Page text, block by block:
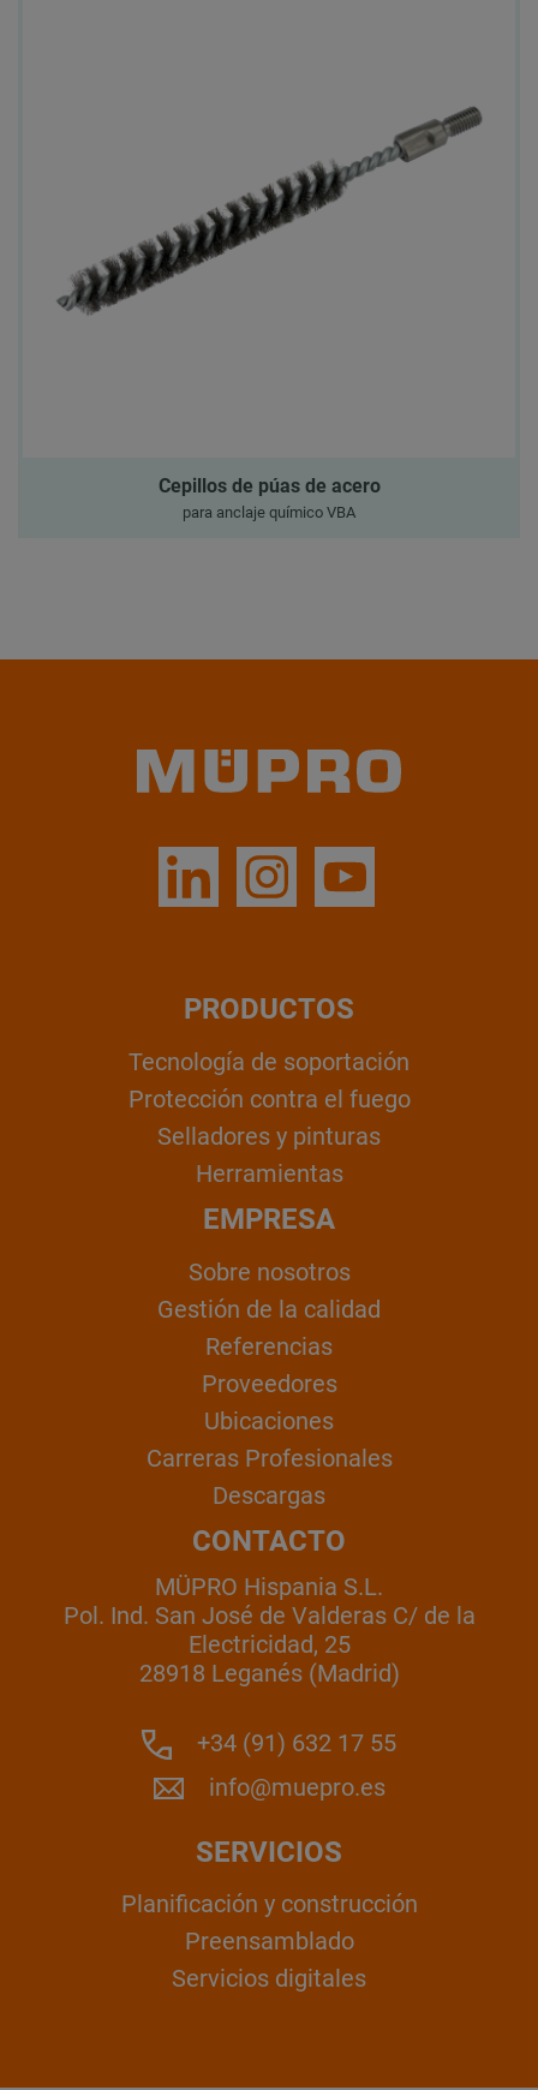
Cepillos de púas de acero
para anclaje químico VBA
PRODUCTOS
Tecnología de soportación
Protección contra el fuego
Selladores y pinturas
Herramientas
EMPRESA
Sobre nosotros
Gestión de la calidad
Referencias
Proveedores
Ubicaciones
Carreras Profesionales
Descargas
CONTACTO
MÜPRO Hispania S.L.
Pol. Ind. San José de Valderas C/ de la
Electricidad, 25
28918 Leganés (Madrid)
+34 (91) 632 17 55
info@muepro.es
SERVICIOS
Planificación y construcción
Preensamblado
Servicios digitales